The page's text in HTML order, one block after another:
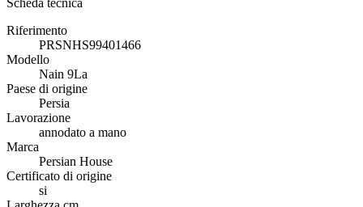
Riferimento
PRSNHS99401466
Modello
Nain 9La
Paese di origine
Persia
Lavorazione
annodato a mano
Marca
Persian House
Certificato di origine
si